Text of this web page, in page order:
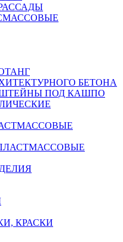
БЕТОНА
ПОД КАШПО
КРАСКИ